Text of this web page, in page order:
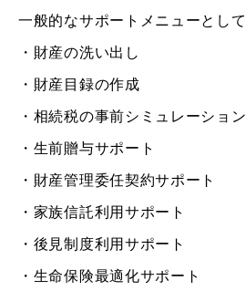
一般的なサポートメニューとして
・財産の洗い出し
・財産目録の作成
・相続税の事前シミュレーション
・生前贈与サポート
・財産管理委任契約サポート
・家族信託利用サポート
・後見制度利用サポート
・生命保険最適化サポート